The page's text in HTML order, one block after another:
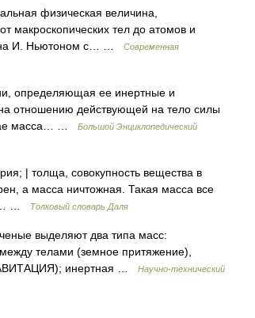
физическая величина,
макроскопических тел до атомов и
И. Ньютоном с… …
Современная
определяющая ее инертные и
отношению действующей на тело силы
масса… …
Большой Энциклопедический
| толща, совокупность вещества в
а масса ничтожная. Такая масса все
…
Толковый словарь Даля
выделяют два типа масс:
телами (земное притяжение),
инертная …
Научно-технический